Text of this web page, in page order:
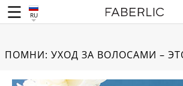
RU
ПОМНИ: УХОД ЗА ВОЛОСАМИ –